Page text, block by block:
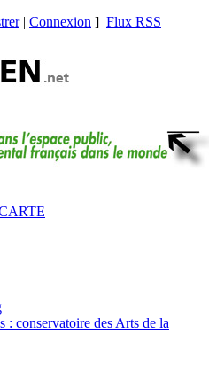
| Connexion ] Flux RSS
: conservatoire des Arts de la